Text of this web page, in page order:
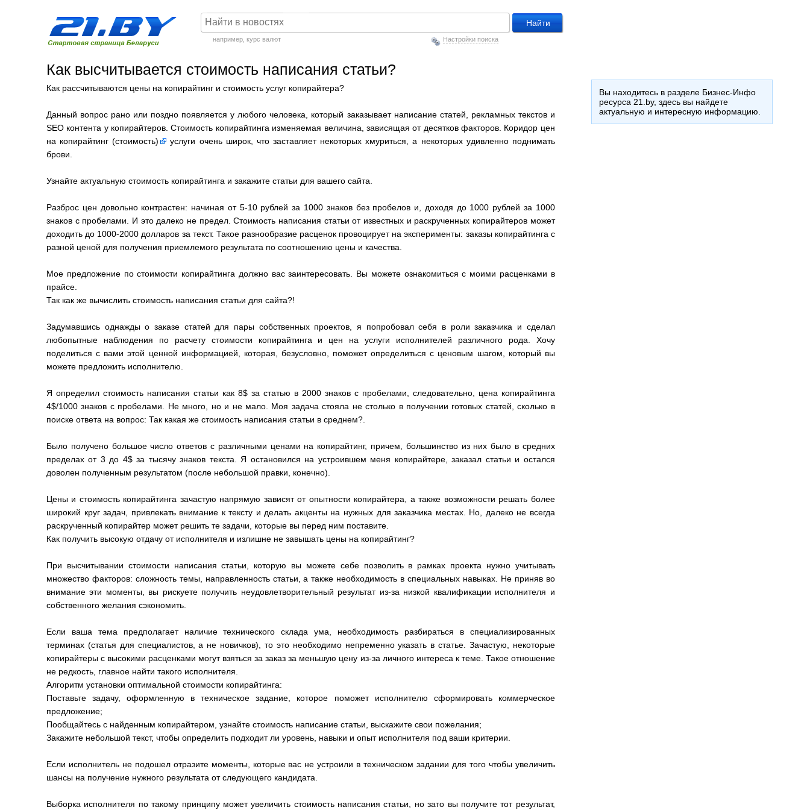
например, курс валют Настройки поиска
Как высчитывается стоимость написания статьи?
Как рассчитываются цены на копирайтинг и стоимость услуг копирайтера?
Данный вопрос рано или поздно появляется у любого человека, который заказывает написание статей, рекламных текстов и
SEO контента у копирайтеров. Стоимость копирайтинга изменяемая величина, зависящая от десятков факторов. Коридор цен
на копирайтинг (стоимость)
услуги очень широк, что заставляет некоторых хмуриться, а некоторых удивленно поднимать
брови.
Узнайте актуальную стоимость копирайтинга и закажите статьи для вашего сайта.
Разброс цен довольно контрастен: начиная от 5-10 рублей за 1000 знаков без пробелов и, доходя до 1000 рублей за 1000
знаков с пробелами. И это далеко не предел. Стоимость написания статьи от известных и раскрученных копирайтеров может
доходить до 1000-2000 долларов за текст. Такое разнообразие расценок провоцирует на эксперименты: заказы копирайтинга с
разной ценой для получения приемлемого результата по соотношению цены и качества.
Мое предложение по стоимости копирайтинга должно вас заинтересовать. Вы можете ознакомиться с моими расценками в
прайсе.
Так как же вычислить стоимость написания статьи для сайта?!
Задумавшись однажды о заказе статей для пары собственных проектов, я попробовал себя в роли заказчика и сделал
любопытные наблюдения по расчету стоимости копирайтинга и цен на услуги исполнителей различного рода. Хочу
поделиться с вами этой ценной информацией, которая, безусловно, поможет определиться с ценовым шагом, который вы
можете предложить исполнителю.
Я определил стоимость написания статьи как 8$ за статью в 2000 знаков с пробелами, следовательно, цена копирайтинга
4$/1000 знаков с пробелами. Не много, но и не мало. Моя задача стояла не столько в получении готовых статей, сколько в
поиске ответа на вопрос: Так какая же стоимость написания статьи в среднем?.
Было получено большое число ответов с различными ценами на копирайтинг, причем, большинство из них было в средних
пределах от 3 до 4$ за тысячу знаков текста. Я остановился на устроившем меня копирайтере, заказал статьи и остался
доволен полученным результатом (после небольшой правки, конечно).
Цены и стоимость копирайтинга зачастую напрямую зависят от опытности копирайтера, а также возможности решать более
широкий круг задач, привлекать внимание к тексту и делать акценты на нужных для заказчика местах. Но, далеко не всегда
раскрученный копирайтер может решить те задачи, которые вы перед ним поставите.
Как получить высокую отдачу от исполнителя и излишне не завышать цены на копирайтинг?
При высчитывании стоимости написания статьи, которую вы можете себе позволить в рамках проекта нужно учитывать
множество факторов: сложность темы, направленность статьи, а также необходимость в специальных навыках. Не приняв во
внимание эти моменты, вы рискуете получить неудовлетворительный результат из-за низкой квалификации исполнителя и
собственного желания сэкономить.
Если ваша тема предполагает наличие технического склада ума, необходимость разбираться в специализированных
терминах (статья для специалистов, а не новичков), то это необходимо непременно указать в статье. Зачастую, некоторые
копирайтеры с высокими расценками могут взяться за заказ за меньшую цену из-за личного интереса к теме. Такое отношение
не редкость, главное найти такого исполнителя.
Алгоритм установки оптимальной стоимости копирайтинга:
Поставьте задачу, оформленную в техническое задание, которое поможет исполнителю сформировать коммерческое
предложение;
Пообщайтесь с найденным копирайтером, узнайте стоимость написание статьи, выскажите свои пожелания;
Закажите небольшой текст, чтобы определить подходит ли уровень, навыки и опыт исполнителя под ваши критерии.
Если исполнитель не подошел отразите моменты, которые вас не устроили в техническом задании для того чтобы увеличить
шансы на получение нужного результата от следующего кандидата.
Выборка исполнителя по такому принципу может увеличить стоимость написания статьи, но зато вы получите тот результат,
Вы находитесь в разделе Бизнес-Инфо
ресурса 21.by, здесь вы найдете
актуальную и интересную информацию.